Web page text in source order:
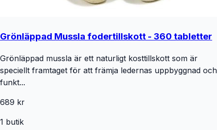
Grönläppad Mussla fodertillskott - 360 tabletter
Grönläppad mussla är ett naturligt kosttillskott som är
speciellt framtaget för att främja ledernas uppbyggnad och
funkt...
689 kr
1 butik